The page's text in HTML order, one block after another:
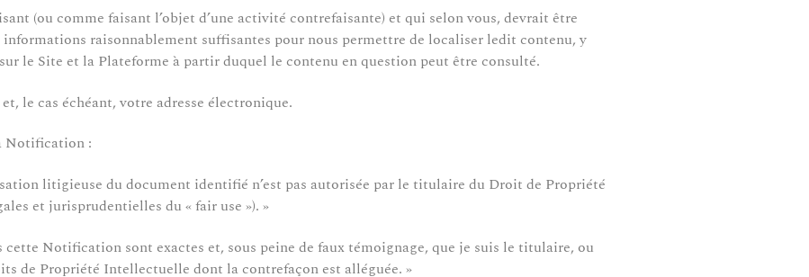
(ou comme faisant l’objet d’une activité contrefaisante) et qui selon vous, devrait être
raisonnablement suffisantes pour nous permettre de localiser ledit contenu, y
le Site et la Plateforme à partir duquel le contenu en question peut être consulté.
le cas échéant, votre adresse électronique.
Notification :
litigieuse du document identifié n’est pas autorisée par le titulaire du Droit de Propriété
et jurisprudentielles du « fair use »). »
Notification sont exactes et, sous peine de faux témoignage, que je suis le titulaire, ou
de Propriété Intellectuelle dont la contrefaçon est alléguée. »